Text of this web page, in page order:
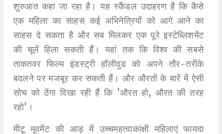
शुरुआत कहा जा रहा है। यह स्कैंडल उदाहरण है कि कैसे
एक महिला का साहस कई अभिनेत्रियों को आगे आने का
साहस दे सकता है और सब मिलकर एक पूरे इस्टेब्लिशमेंट
की चूलें हिला सकती हैं। यहां तक कि विश्व की सबसे
ताकतवर फिल्म इंडस्ट्री हॉलीवुड को अपने तौर-तरीके
बदलने पर मजबूर कर सकती हैं। और औरतों के बारें में ऐसी
सोच को ठेंगा दिखा रही हैं कि 'औरत हो, औरत की तरह
रहो'।
मीटू मूवमेंट की आड़ में उच्चमहत्वाकांक्षी महिलाएं फायदा